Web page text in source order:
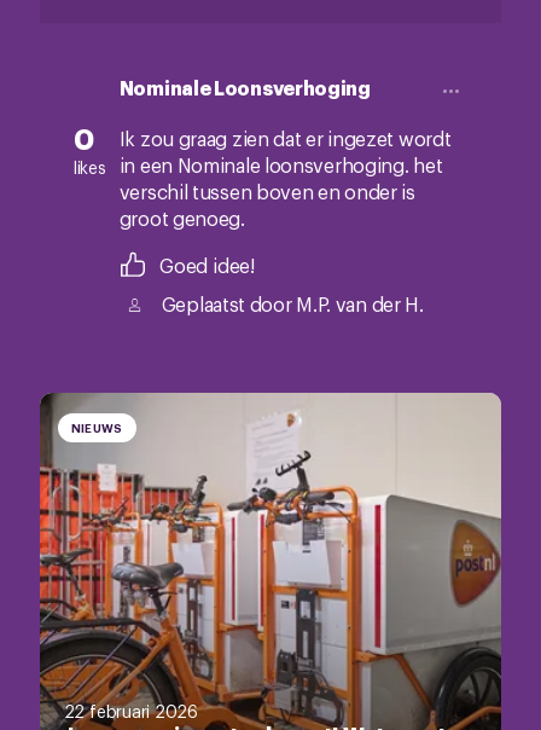
Nominale Loonsverhoging
0
likes
Ik zou graag zien dat er ingezet wordt
in een Nominale loonsverhoging. het
verschil tussen boven en onder is
groot genoeg.
Goed idee!
Geplaatst doorM.P. van der H.
NIEUWS
22 februari 2026